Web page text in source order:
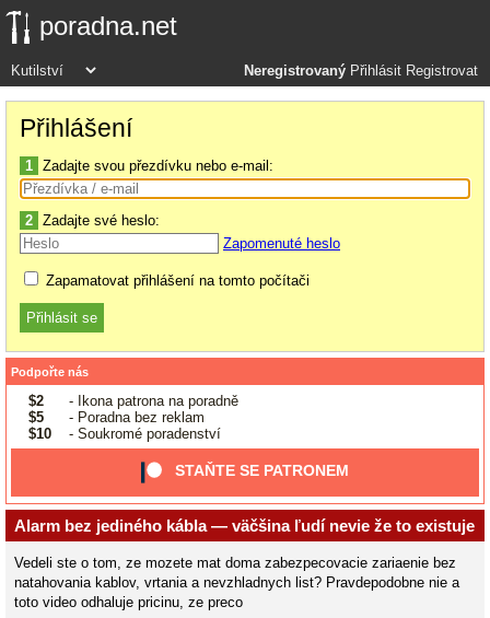
poradna.net
Neregistrovaný Přihlásit Registrovat
Přihlášení
1 Zadajte svou přezdívku nebo e-mail:
2 Zadajte své heslo:
Zapomenuté heslo
Zapamatovat přihlášení na tomto počítači
Podpořte nás
$2
- Ikona patrona na poradně
$5
- Poradna bez reklam
$10
- Soukromé poradenství
STAŇTE SE PATRONEM
Alarm bez jediného kábla — väčšina ľudí nevie že to existuje
Vedeli ste o tom, ze mozete mat doma zabezpecovacie zariaenie bez
natahovania kablov, vrtania a nevzhladnych list? Pravdepodobne nie a
toto video odhaluje pricinu, ze preco